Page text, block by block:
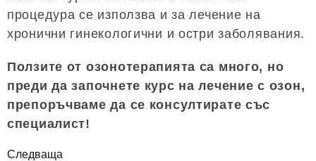
процедура се използва и за лечение на
хронични гинекологични и остри заболявания.
Ползите от озонотерапията са много, но
преди да започнете курс на лечение с озон,
препоръчваме да се консултирате със
специалист!
Следваща